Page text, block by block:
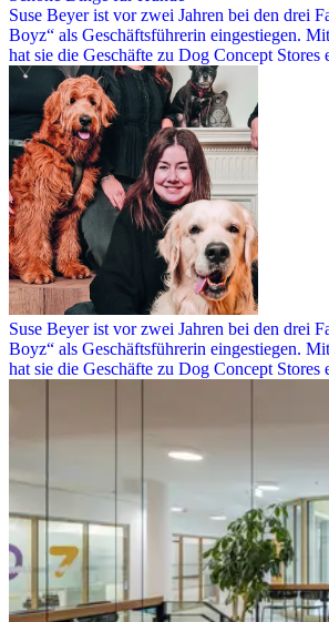
Suse Beyer ist vor zwei Jahren bei den drei
Boyz“ als Geschäftsführerin eingestiegen.
hat sie die Geschäfte zu Dog Concept Stores
Suse Beyer ist vor zwei Jahren bei den drei
Boyz“ als Geschäftsführerin eingestiegen.
hat sie die Geschäfte zu Dog Concept Stores